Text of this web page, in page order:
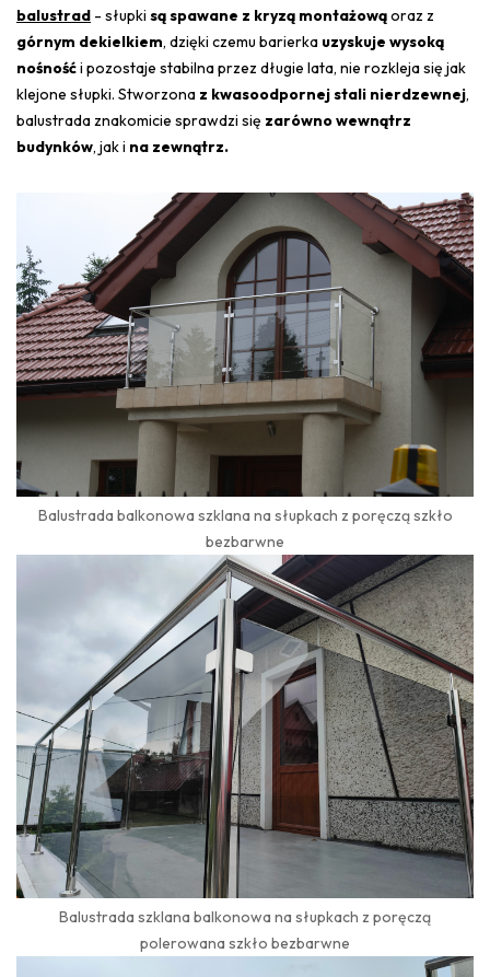
balustrad - słupki są spawane z kryzą montażowąoraz z
górnym dekielkiem, dzięki czemu barierka uzyskuje wysoką
nośnośći pozostaje stabilna przez długie lata, nie rozkleja się jak
klejone słupki. Stworzona z kwasoodpornej stali nierdzewnej,
balustrada znakomicie sprawdzi się zarówno wewnątrz
budynków, jak i na zewnątrz.
Balustrada balkonowa szklana na słupkach z poręczą szkło
bezbarwne
Balustrada szklana balkonowa na słupkach z poręczą
polerowana szkło bezbarwne